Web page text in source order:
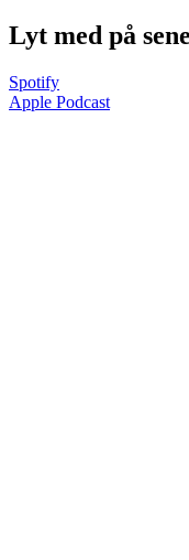
Lyt med på
Spotify
Apple Podcast